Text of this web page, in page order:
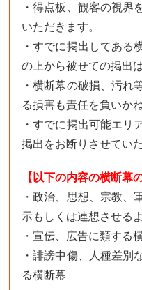
・得点板、観客の視界
いただきます。
・すでに掲出してある
の上から被せての掲出
・横断幕の破損、汚れ
る損害も責任を負いか
・すでに掲出可能エリ
掲出をお断りさせてい
【以下の内容の横断幕
・政治、思想、宗教、
示もしくは連想させる
・宣伝、広告に類する
・誹謗中傷、人種差別
る横断幕